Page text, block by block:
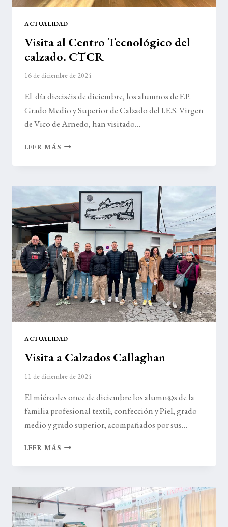
ACTUALIDAD
Visita al Centro Tecnológico del
calzado. CTCR
16 de diciembre de 2024
El día dieciséis de diciembre, los alumnos de F.P.
Grado Medio y Superior de Calzado del I.E.S. Virgen
de Vico de Arnedo, han visitado…
LEER MÁSVISITA
CENTRO
DEL
CALZADO.
CTCR
ACTUALIDAD
Visita a Calzados Callaghan
11 de diciembre de 2024
El miércoles once de diciembre los alumn@s de la
familia profesional textil; confección y Piel, grado
medio y grado superior, acompañados por sus…
LEER MÁSVISITA
CALZADOS